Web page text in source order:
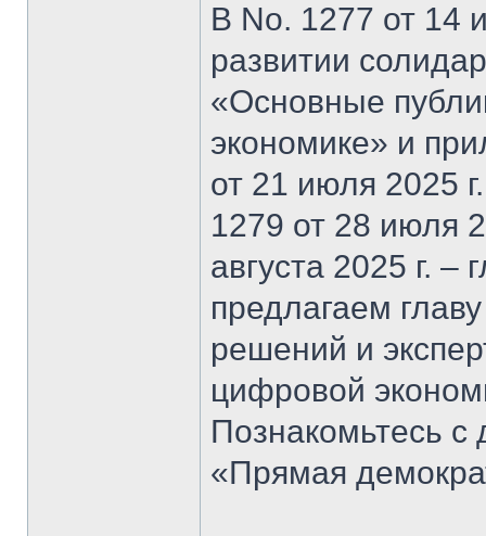
В No. 1277 от 14
развитии
«Основные
экономике» и
от 21 июля 2025
1279 от 28 июля
августа 2025 г.
предлагаем
решений и
цифровой
Познакомьтесь
«Прямая